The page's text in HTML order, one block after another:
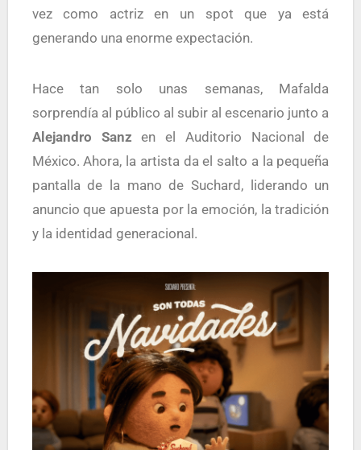
vez como actriz en un spot que ya está
generando una enorme expectación.
Hace tan solo unas semanas, Mafalda
sorprendía al público al subir al escenario junto a
Alejandro Sanz en el Auditorio Nacional de
México. Ahora, la artista da el salto a la pequeña
pantalla de la mano de Suchard, liderando un
anuncio que apuesta por la emoción, la tradición
y la identidad generacional.